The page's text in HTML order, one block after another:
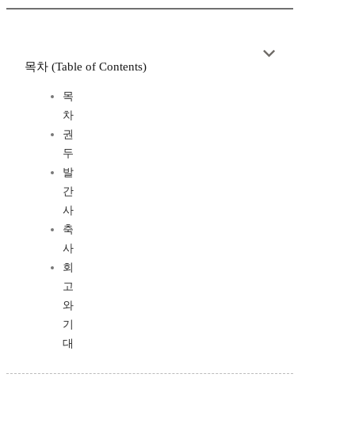
목차 (Table of Contents)
목
차
권
두
발
간
사
축
사
회
고
와
기
대